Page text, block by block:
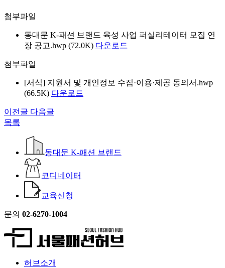
첨부파일
동대문 K-패션 브랜드 육성 사업 퍼실리테이터 모집 연
장 공고.hwp (72.0K) 다운로드
첨부파일
[서식] 지원서 및 개인정보 수집·이용·제공 동의서.hwp
(66.5K) 다운로드
이전글 다음글
목록
동대문 K-패션 브랜드
코디네이터
교육신청
문의 02-6270-1004
허브소개